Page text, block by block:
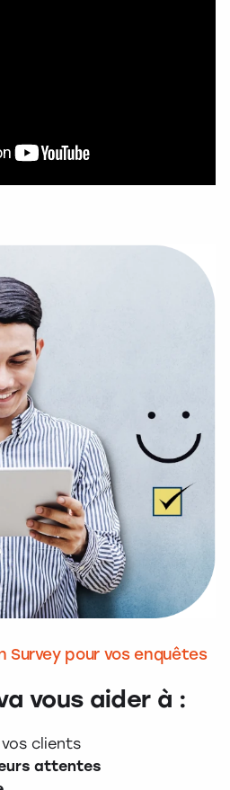
Survey pour vos enquêtes
vous aider à :
vos clients
attentes